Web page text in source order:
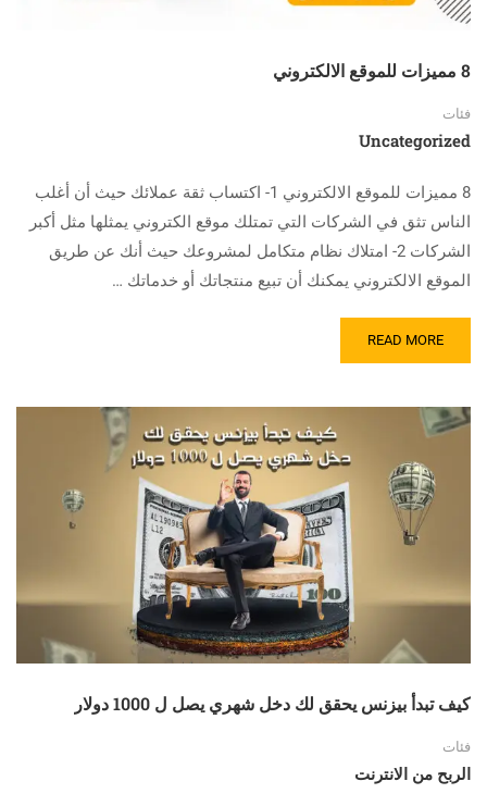
8 مميزات للموقع الالكتروني
فئات
Uncategorized
8 مميزات للموقع الالكتروني 1- اكتساب ثقة عملائك حيث أن أغلب
الناس تثق في الشركات التي تمتلك موقع الكتروني يمثلها مثل أكبر
الشركات 2- امتلاك نظام متكامل لمشروعك حيث أنك عن طريق
الموقع الالكتروني يمكنك أن تبيع منتجاتك أو خدماتك …
READ MORE
كيف تبدأ بيزنس يحقق لك دخل شهري يصل ل 1000 دولار
فئات
الربح من الانترنت